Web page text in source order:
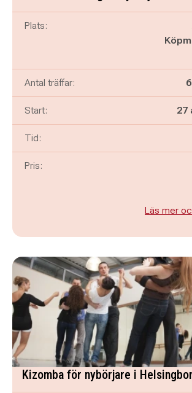
Plats:
Antal träffar:
Start: 27
Tid:
Pris:
Läs mer
Kizomba för nybörjare i